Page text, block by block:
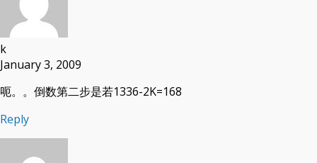
k
January 3, 2009
呃。。倒数第二步是若1336-2K=168
Reply